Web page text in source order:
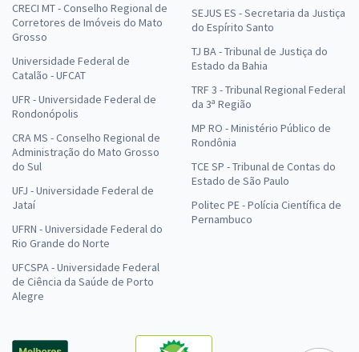
CRECI MT - Conselho Regional de
Corretores de Imóveis do Mato
Grosso
Universidade Federal de
Catalão - UFCAT
UFR - Universidade Federal de
Rondonópolis
CRA MS - Conselho Regional de
Administração do Mato Grosso
do Sul
UFJ - Universidade Federal de
Jataí
UFRN - Universidade Federal do
Rio Grande do Norte
UFCSPA - Universidade Federal
de Ciência da Saúde de Porto
Alegre
SEJUS ES - Secretaria da Justiça
do Espírito Santo
TJ BA - Tribunal de Justiça do
Estado da Bahia
TRF 3 - Tribunal Regional Federal
da 3ª Região
MP RO - Ministério Público de
Rondônia
TCE SP - Tribunal de Contas do
Estado de São Paulo
Politec PE - Polícia Científica de
Pernambuco